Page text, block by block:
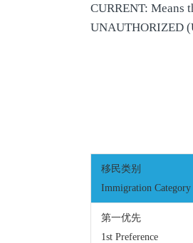
CURRENT: Means
UNAUTHORIZED (
移民类别
Immigration Category
第一优先
1st Preference